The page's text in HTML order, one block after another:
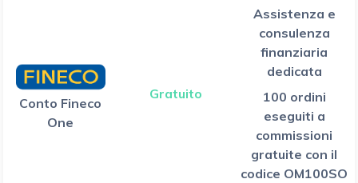
Conto Fineco
One
Gratuito
Assistenza e
consulenza
finanziaria
dedicata
100 ordini
eseguiti a
commissioni
gratuite con il
codice OM100SO